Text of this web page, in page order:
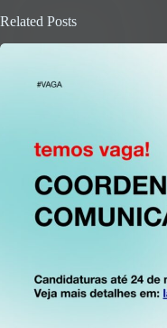
Related Posts